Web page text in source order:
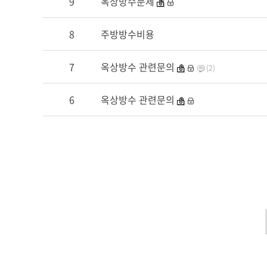
8 주방방수비용
7 옥상방수 관련문의 (2)
6 옥상방수 관련문의